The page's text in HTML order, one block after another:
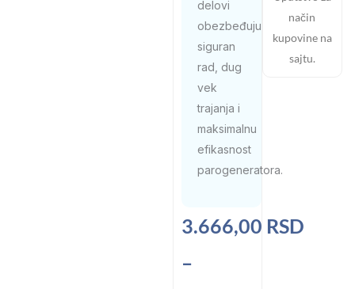
delovi
obezbeđuju
siguran
rad, dug
vek
trajanja i
maksimalnu
efikasnost
parogeneratora.
3.666,00 RSD
–
Raspon
cena:
način
kupovine na
sajtu.